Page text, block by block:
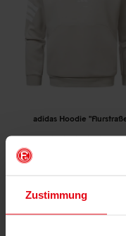
Zustimmung
adidas Hoodie